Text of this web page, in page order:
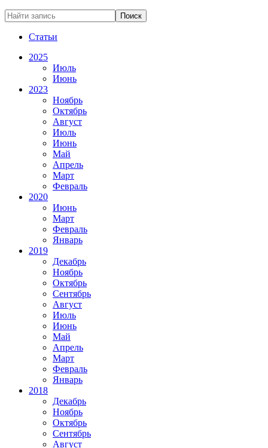
Статьи
2025
Июль
Июнь
2023
Ноябрь
Октябрь
Август
Июль
Июнь
Май
Апрель
Март
Февраль
2020
Июнь
Март
Февраль
Январь
2019
Декабрь
Ноябрь
Октябрь
Сентябрь
Август
Июль
Июнь
Май
Апрель
Март
Февраль
Январь
2018
Декабрь
Ноябрь
Октябрь
Сентябрь
Август